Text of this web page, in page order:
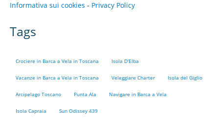
Informativa sui cookies - Privacy Policy
Tags
Crociere in Barca a Vela in Toscana Isola D'Elba
Vacanze in Barca a Vela in Toscana Veleggiare Charter Isola del Giglio
Arcipelago Toscano Punta Ala Navigare in Barca a Vela
Isola Capraia Sun Odissey 439